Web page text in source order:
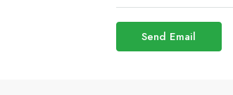
Send Email